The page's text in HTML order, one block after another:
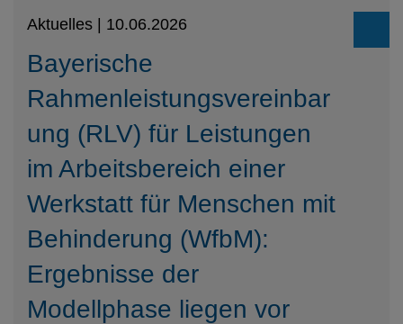
Bayerische
Rahmenleistungsvereinbar
ung (RLV) für Leistungen
im Arbeitsbereich einer
Werkstatt für Menschen mit
Behinderung (WfbM):
Ergebnisse der
Modellphase liegen vor
Aktuelles | 10.06.2026